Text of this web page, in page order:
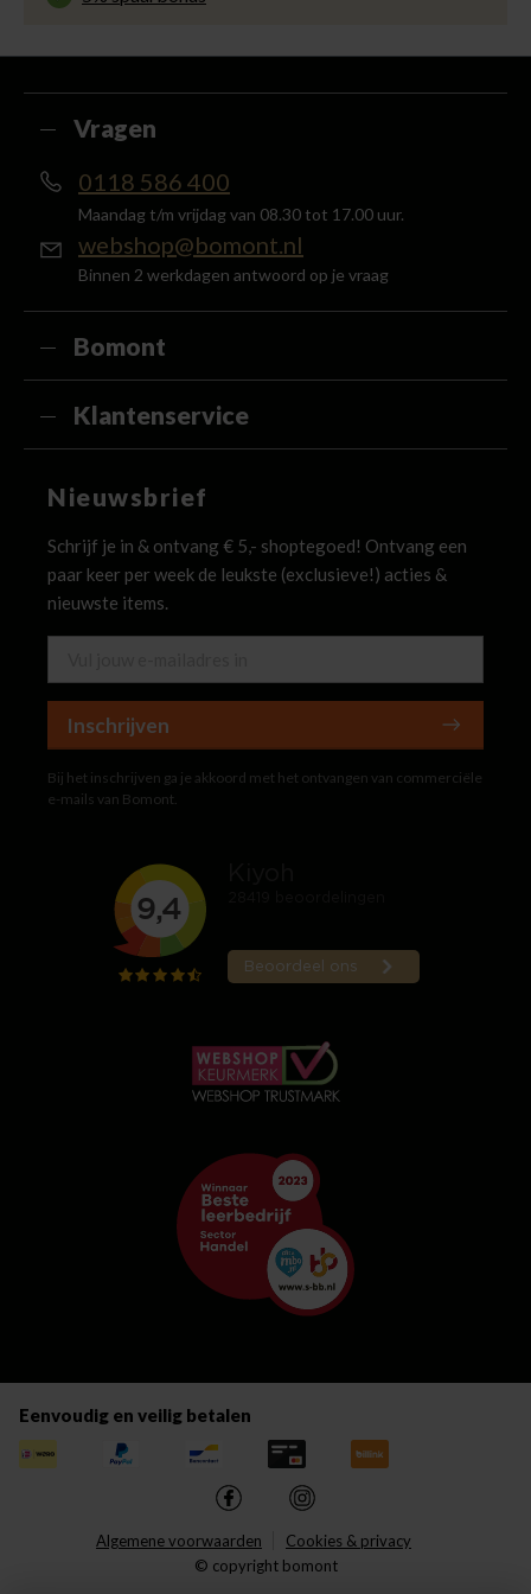
Vragen
0118 586 400
Maandag t/m vrijdag van 08.30 tot 17.00 uur.
webshop@bomont.nl
Binnen 2 werkdagen antwoord op je vraag
Bomont
Klantenservice
Nieuwsbrief
Schrijf je in & ontvang € 5,- shoptegoed! Ontvang een
paar keer per week de leukste (exclusieve!) acties &
nieuwste items.
Inschrijven
Bij het inschrijven ga je akkoord met het ontvangen van commerciële
e-mails van Bomont.
Eenvoudig en veilig betalen
Algemene voorwaarden
Cookies & privacy
© copyright bomont